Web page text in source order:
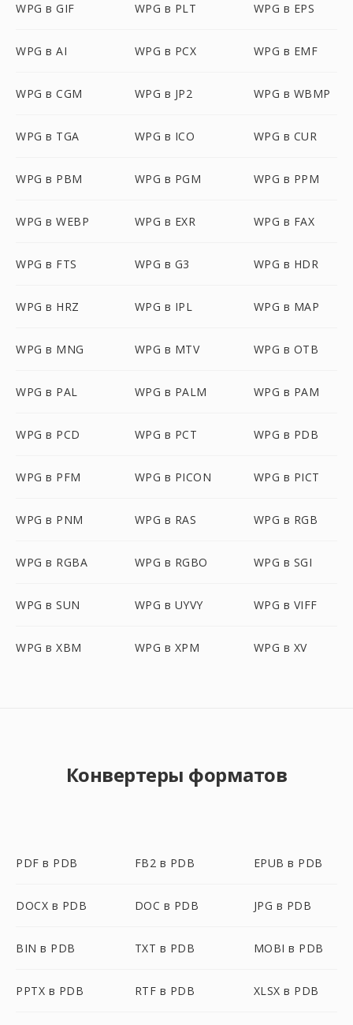
WPG в GIF WPG в PLT WPG в EPS
WPG в AI WPG в PCX WPG в EMF
WPG в CGM WPG в JP2 WPG в WBMP
WPG в TGA WPG в ICO WPG в CUR
WPG в PBM WPG в PGM WPG в PPM
WPG в WEBP WPG в EXR WPG в FAX
WPG в FTS WPG в G3 WPG в HDR
WPG в HRZ WPG в IPL WPG в MAP
WPG в MNG WPG в MTV WPG в OTB
WPG в PAL WPG в PALM WPG в PAM
WPG в PCD WPG в PCT WPG в PDB
WPG в PFM WPG в PICON WPG в PICT
WPG в PNM WPG в RAS WPG в RGB
WPG в RGBA WPG в RGBO WPG в SGI
WPG в SUN WPG в UYVY WPG в VIFF
WPG в XBM WPG в XPM WPG в XV
Конвертеры форматов
PDF в PDB FB2 в PDB EPUB в PDB
DOCX в PDB DOC в PDB JPG в PDB
BIN в PDB TXT в PDB MOBI в PDB
PPTX в PDB RTF в PDB XLSX в PDB